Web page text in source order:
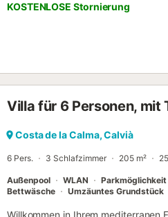
Personen. Bei einer Wohnfläche
Wohnbereiche. Der Pool (4,5 x
mit Farbumschlag,
Wohn-/Esszimmer mit Kamin,
Turmzimmer mit Treppe zum
modernster Invertertechnik
einer exklusiven und ruhigen
KOSTENLOSE Stornierung
Villa für 6 Personen, mit
Costa de la Calma, Calvià
6 Pers. 3 Schlafzimmer 205 m²
Außenpool WLAN Parkmöglichkeit
Bettwäsche
Umzäuntes Grundstück
Willkommen in Ihrem mediterranen